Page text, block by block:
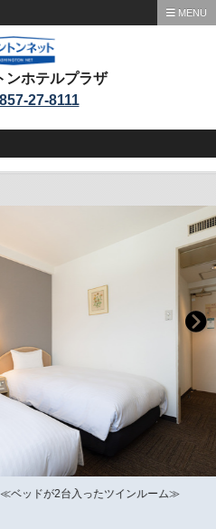
MENU
ンホテルプラザ
27-8111
2台入ったツインルーム≫